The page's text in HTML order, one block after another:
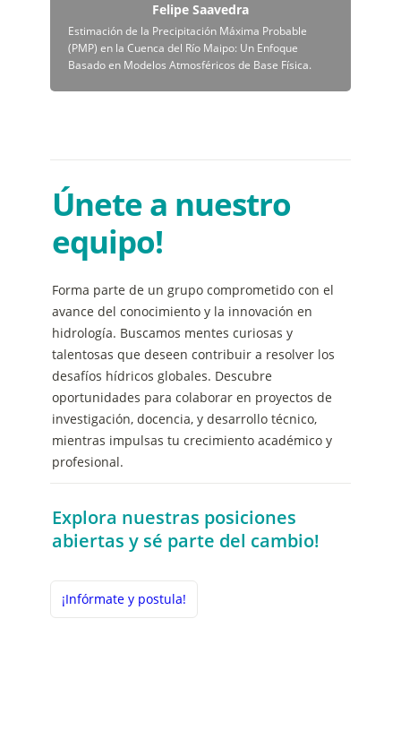
Felipe Saavedra
Estimación de la Precipitación Máxima Probable
(PMP) en la Cuenca del Río Maipo: Un Enfoque
Basado en Modelos Atmosféricos de Base Física.
Únete a nuestro
equipo!
Forma parte de un grupo comprometido con el
avance del conocimiento y la innovación en
hidrología. Buscamos mentes curiosas y
talentosas que deseen contribuir a resolver los
desafíos hídricos globales. Descubre
oportunidades para colaborar en proyectos de
investigación, docencia, y desarrollo técnico,
mientras impulsas tu crecimiento académico y
profesional.
Explora nuestras posiciones
abiertas y sé parte del cambio!
¡Infórmate y postula!